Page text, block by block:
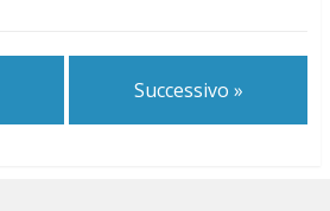
Successivo »